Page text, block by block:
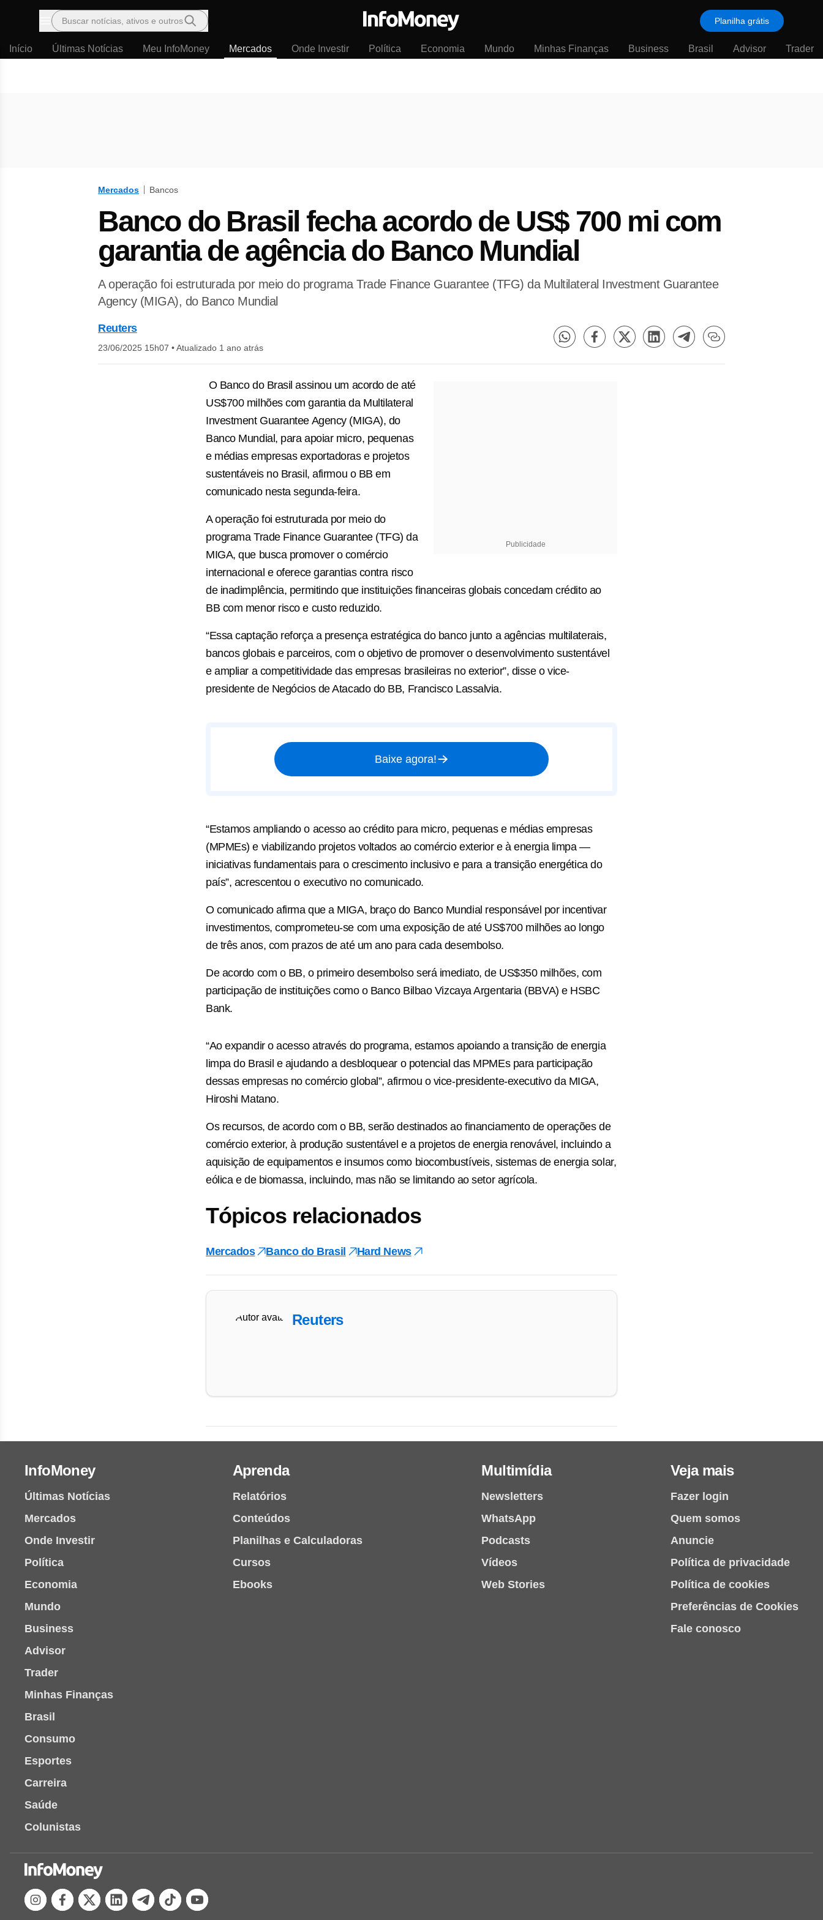
Menu
Buscar notícias, ativos e outros Planilha grátis
Início Últimas Notícias Meu InfoMoney Mercados Onde Investir Política Economia Mundo Minhas Finanças Business Brasil Advisor Trader
Mercados Bancos
Banco do Brasil fecha acordo de US$ 700 mi com
garantia de agência do Banco Mundial
A operação foi estruturada por meio do programa Trade Finance Guarantee (TFG) da Multilateral Investment Guarantee
Agency (MIGA), do Banco Mundial
Reuters
23/06/2025 15h07 •Atualizado 1 ano atrás
Publicidade
O Banco do Brasil assinou um acordo de até
US$700 milhões com garantia da Multilateral
Investment Guarantee Agency (MIGA), do
Banco Mundial, para apoiar micro, pequenas
e médias empresas exportadoras e projetos
sustentáveis no Brasil, afirmou o BB em
comunicado nesta segunda-feira.
A operação foi estruturada por meio do
programa Trade Finance Guarantee (TFG) da
MIGA, que busca promover o comércio
internacional e oferece garantias contra risco
de inadimplência, permitindo que instituições financeiras globais concedam crédito ao
BB com menor risco e custo reduzido.
“Essa captação reforça a presença estratégica do banco junto a agências multilaterais,
bancos globais e parceiros, com o objetivo de promover o desenvolvimento sustentável
e ampliar a competitividade das empresas brasileiras no exterior”, disse o vice-
presidente de Negócios de Atacado do BB, Francisco Lassalvia.
Baixe agora!
“Estamos ampliando o acesso ao crédito para micro, pequenas e médias empresas
(MPMEs) e viabilizando projetos voltados ao comércio exterior e à energia limpa —
iniciativas fundamentais para o crescimento inclusivo e para a transição energética do
país”, acrescentou o executivo no comunicado.
O comunicado afirma que a MIGA, braço do Banco Mundial responsável por incentivar
investimentos, comprometeu-se com uma exposição de até US$700 milhões ao longo
de três anos, com prazos de até um ano para cada desembolso.
De acordo com o BB, o primeiro desembolso será imediato, de US$350 milhões, com
participação de instituições como o Banco Bilbao Vizcaya Argentaria (BBVA) e HSBC
Bank.
“Ao expandir o acesso através do programa, estamos apoiando a transição de energia
limpa do Brasil e ajudando a desbloquear o potencial das MPMEs para participação
dessas empresas no comércio global”, afirmou o vice-presidente-executivo da MIGA,
Hiroshi Matano.
Os recursos, de acordo com o BB, serão destinados ao financiamento de operações de
comércio exterior, à produção sustentável e a projetos de energia renovável, incluindo a
aquisição de equipamentos e insumos como biocombustíveis, sistemas de energia solar,
eólica e de biomassa, incluindo, mas não se limitando ao setor agrícola.
Tópicos relacionados
Mercados Banco do Brasil Hard News
Reuters
InfoMoney
Últimas Notícias
Mercados
Onde Investir
Política
Economia
Mundo
Business
Advisor
Trader
Minhas Finanças
Brasil
Consumo
Esportes
Carreira
Saúde
Colunistas
Aprenda
Relatórios
Conteúdos
Planilhas e Calculadoras
Cursos
Ebooks
Multimídia
Newsletters
WhatsApp
Podcasts
Vídeos
Web Stories
Veja mais
Fazer login
Quem somos
Anuncie
Política de privacidade
Política de cookies
Preferências de Cookies
Fale conosco